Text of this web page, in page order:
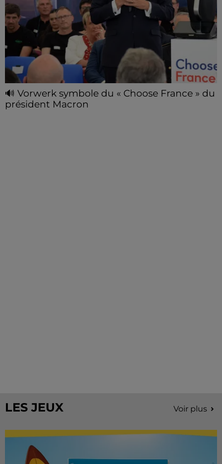
🔊 Vorwerk symbole du « Choose France » du
président Macron
LES JEUX Voir plus